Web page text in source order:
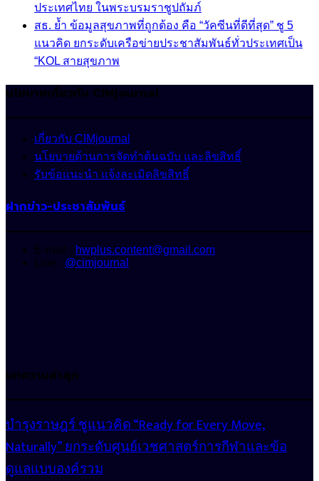
ประเทศไทย ในพระบรมราชูปถัมภ์
สธ. ย้ำ ข้อมูลสุขภาพที่ถูกต้อง คือ “วัคซีนที่ดีที่สุด” ชู 5
แนวคิด ยกระดับเครือข่ายประชาสัมพันธ์ทั่วประเทศเป็น
“KOL สายสุขภาพ
นโยบายเกี่ยวกับ CIMjournal
เกี่ยวกับ CIMjournal
นโยบายด้านการจัดทำต้นฉบับ และลิขสิทธิ์
รับข้อแนะนำ แจ้งละเมิดลิขสิทธิ์
ฝากข่าว-ประชาสัมพันธ์
E-mail : hwplus.content@gmail.com
Line : @cimjournal
บทความล่าสุด
บำรุงราษฎร์ ชูแนวคิด “Ready for Every Move,
Naturally” ยกระดับศูนย์เวชศาสตร์การกีฬาและข้อ
ดูแลแบบองค์รวม